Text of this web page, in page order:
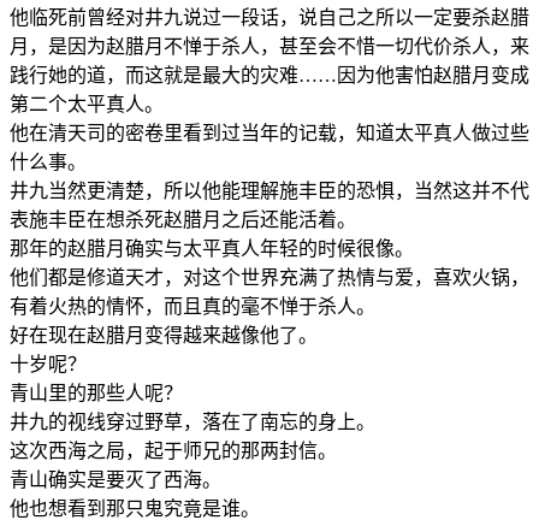
他临死前曾经对井九说过一段话，说自己之所以一定要杀赵腊
月，是因为赵腊月不惮于杀人，甚至会不惜一切代价杀人，来
践行她的道，而这就是最大的灾难……因为他害怕赵腊月变成
第二个太平真人。
他在清天司的密卷里看到过当年的记载，知道太平真人做过些
什么事。
井九当然更清楚，所以他能理解施丰臣的恐惧，当然这并不代
表施丰臣在想杀死赵腊月之后还能活着。
那年的赵腊月确实与太平真人年轻的时候很像。
他们都是修道天才，对这个世界充满了热情与爱，喜欢火锅，
有着火热的情怀，而且真的毫不惮于杀人。
好在现在赵腊月变得越来越像他了。
十岁呢？
青山里的那些人呢？
井九的视线穿过野草，落在了南忘的身上。
这次西海之局，起于师兄的那两封信。
青山确实是要灭了西海。
他也想看到那只鬼究竟是谁。